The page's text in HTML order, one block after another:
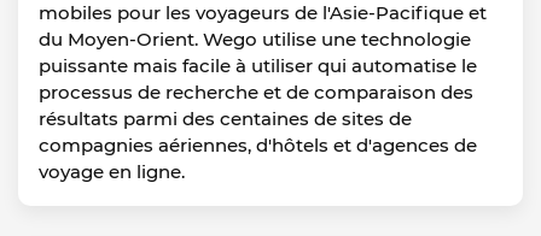
mobiles pour les voyageurs de l'Asie-Pacifique et
du Moyen-Orient. Wego utilise une technologie
puissante mais facile à utiliser qui automatise le
processus de recherche et de comparaison des
résultats parmi des centaines de sites de
compagnies aériennes, d'hôtels et d'agences de
voyage en ligne.